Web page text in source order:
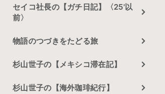
セイコ社長の【ガチ日記】〈25'以
前〉
物語のつづきをたどる旅
杉山世子の【メキシコ滞在記】
杉山世子の【海外珈琲紀行】